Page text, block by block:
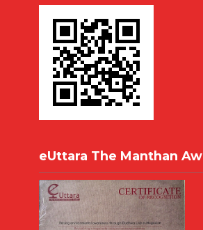
eUttara The Manthan